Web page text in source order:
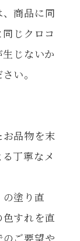
商品に同
じクロコ
じないか
い。
品物を末
丁寧なメ
塗り直
すれを直
ご要望や